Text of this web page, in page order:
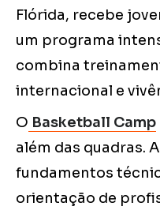
Flórida, recebe
um programa
combina
internacional e
O Basketball Camp
além das quadras.
fundamentos
orientação de